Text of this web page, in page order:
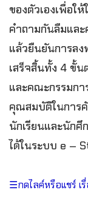
ของตัวเองเพื่อใ
คำถามกันลืมและ
แล้วยืนยันการลง
เสร็จสิ้นทั้ง 4 ขั้
และคณะกรรมก
คุณสมบัติในการ
นักเรียนและนัก
ได้ในระบบ e –
☰กดไลค์หรือแชร์ เ